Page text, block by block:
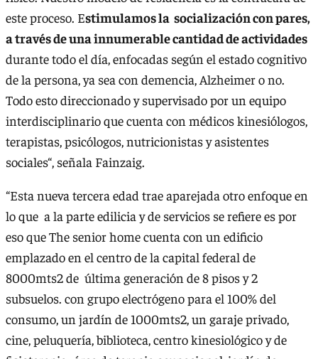
este proceso. Estimulamos la socialización con pares,
a través de una innumerable cantidad de actividades
durante todo el día, enfocadas según el estado cognitivo
de la persona, ya sea con demencia, Alzheimer o no.
Todo esto direccionado y supervisado por un equipo
interdisciplinario que cuenta con médicos kinesiólogos,
terapistas, psicólogos, nutricionistas y asistentes
sociales“, señala Fainzaig.
“Esta nueva tercera edad trae aparejada otro enfoque en
lo que a la parte edilicia y de servicios se refiere es por
eso que The senior home cuenta con un edificio
emplazado en el centro de la capital federal de
8000mts2 de última generación de 8 pisos y 2
subsuelos. con grupo electrógeno para el 100% del
consumo, un jardín de 1000mts2, un garaje privado,
cine, peluquería, biblioteca, centro kinesiológico y de